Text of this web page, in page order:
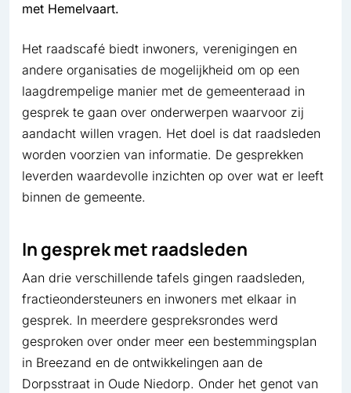
met Hemelvaart.
Het raadscafé biedt inwoners, verenigingen en
andere organisaties de mogelijkheid om op een
laagdrempelige manier met de gemeenteraad in
gesprek te gaan over onderwerpen waarvoor zij
aandacht willen vragen. Het doel is dat raadsleden
worden voorzien van informatie. De gesprekken
leverden waardevolle inzichten op over wat er leeft
binnen de gemeente.
In gesprek met raadsleden
Aan drie verschillende tafels gingen raadsleden,
fractieondersteuners en inwoners met elkaar in
gesprek. In meerdere gespreksrondes werd
gesproken over onder meer een bestemmingsplan
in Breezand en de ontwikkelingen aan de
Dorpsstraat in Oude Niedorp. Onder het genot van